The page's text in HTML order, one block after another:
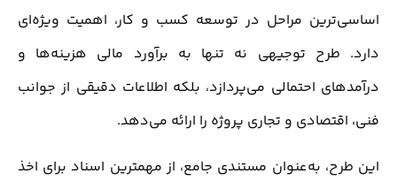
اساسی‌ترین مراحل در توسعه کسب و کار، اهمیت ویژه‌ای
دارد. طرح توجیهی نه تنها به برآورد مالی هزینه‌ها و
درآمدهای احتمالی می‌پردازد، بلکه اطلاعات دقیقی از جوانب
فنی، اقتصادی و تجاری پروژه را ارائه می‌دهد.
این طرح، به‌عنوان مستندی جامع، از مهمترین اسناد برای اخذ